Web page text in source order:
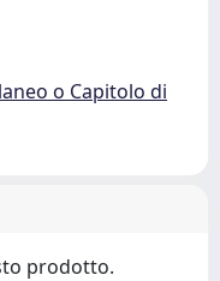
o Capitolo di
prodotto.